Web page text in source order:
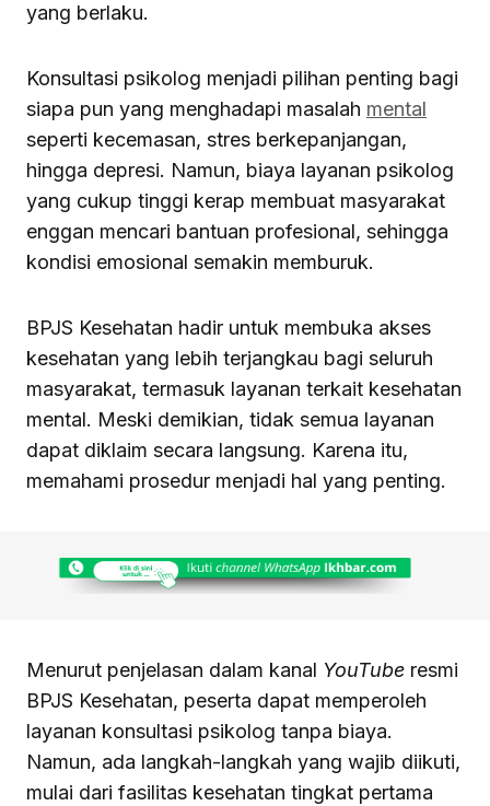
yang berlaku.
Konsultasi psikolog menjadi pilihan penting bagi
siapa pun yang menghadapi masalah mental
seperti kecemasan, stres berkepanjangan,
hingga depresi. Namun, biaya layanan psikolog
yang cukup tinggi kerap membuat masyarakat
enggan mencari bantuan profesional, sehingga
kondisi emosional semakin memburuk.
BPJS Kesehatan hadir untuk membuka akses
kesehatan yang lebih terjangkau bagi seluruh
masyarakat, termasuk layanan terkait kesehatan
mental. Meski demikian, tidak semua layanan
dapat diklaim secara langsung. Karena itu,
memahami prosedur menjadi hal yang penting.
Menurut penjelasan dalam kanal YouTube resmi
BPJS Kesehatan, peserta dapat memperoleh
layanan konsultasi psikolog tanpa biaya.
Namun, ada langkah-langkah yang wajib diikuti,
mulai dari fasilitas kesehatan tingkat pertama